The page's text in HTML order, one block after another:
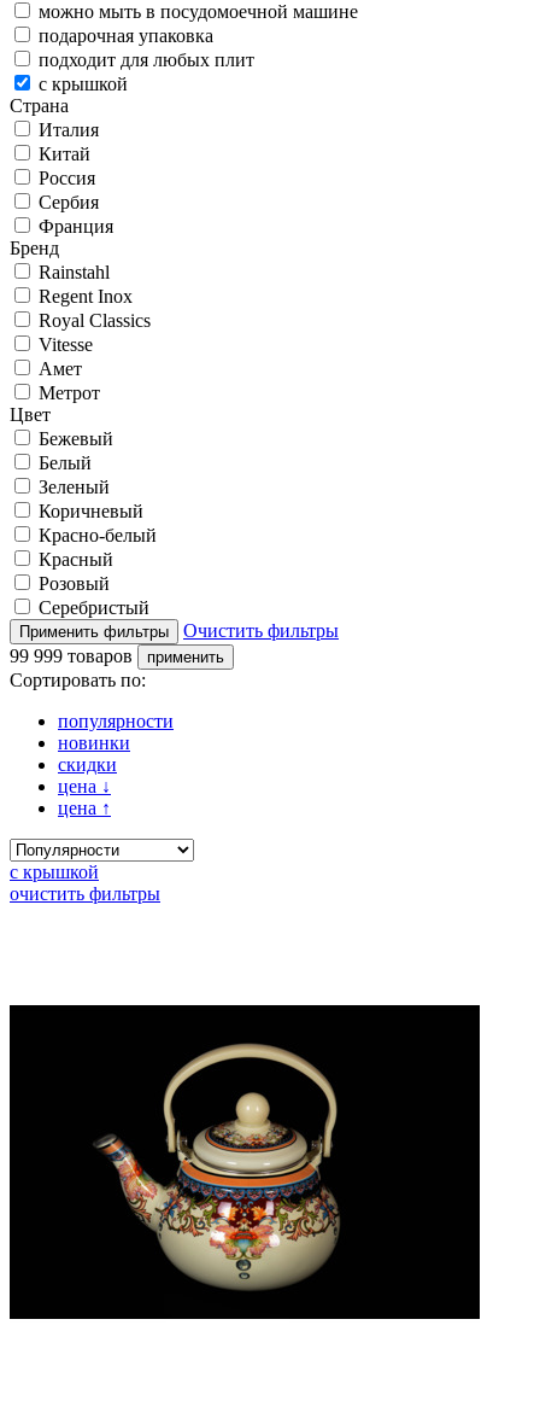
можно мыть в посудомоечной машине
подарочная упаковка
подходит для любых плит
с крышкой
Страна
Италия
Китай
Россия
Сербия
Франция
Бренд
Rainstahl
Regent Inox
Royal Classics
Vitesse
Амет
Метрот
Цвет
Бежевый
Белый
Зеленый
Коричневый
Красно-белый
Красный
Розовый
Серебристый
Очистить фильтры
99 999 товаров
Сортировать по:
популярности
новинки
скидки
цена ↓
цена ↑
с крышкой
очистить фильтры